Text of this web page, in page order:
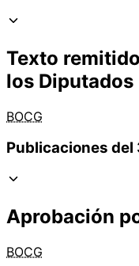
Texto
los Diputados
BOCG
Publicaciones
Aprobación
BOCG